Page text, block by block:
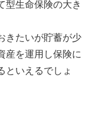
型生命保険の大き
きたいが貯蓄が少
産を運用し保険に
といえるでしょ